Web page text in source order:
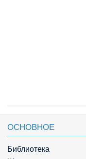
ОСНОВНОЕ
Библиотека